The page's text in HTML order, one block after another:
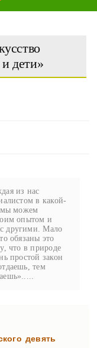
дети»
из нас
в какой-
мы можем
опытом и
другими. Мало
обязаны это
что в природе
простой закон
тем
девять